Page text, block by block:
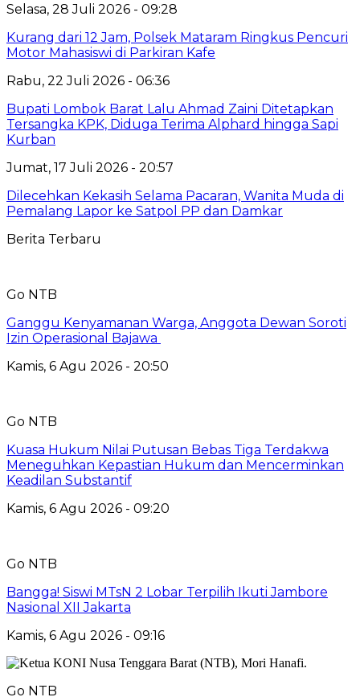
Selasa, 28 Juli 2026 - 09:28
Kurang dari 12 Jam, Polsek Mataram Ringkus Pencuri
Motor Mahasiswi di Parkiran Kafe
Rabu, 22 Juli 2026 - 06:36
Bupati Lombok Barat Lalu Ahmad Zaini Ditetapkan
Tersangka KPK, Diduga Terima Alphard hingga Sapi
Kurban
Jumat, 17 Juli 2026 - 20:57
Dilecehkan Kekasih Selama Pacaran, Wanita Muda di
Pemalang Lapor ke Satpol PP dan Damkar
Berita Terbaru
Go NTB
Ganggu Kenyamanan Warga, Anggota Dewan Soroti
Izin Operasional Bajawa
Kamis, 6 Agu 2026 - 20:50
Go NTB
Kuasa Hukum Nilai Putusan Bebas Tiga Terdakwa
Meneguhkan Kepastian Hukum dan Mencerminkan
Keadilan Substantif
Kamis, 6 Agu 2026 - 09:20
Go NTB
Bangga! Siswi MTsN 2 Lobar Terpilih Ikuti Jambore
Nasional XII Jakarta
Kamis, 6 Agu 2026 - 09:16
Go NTB